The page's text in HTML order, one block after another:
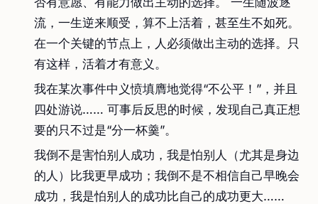
流，一生逆来顺受，算不上活着，甚至生不如死。
在一个关键的节点上，人必须做出主动的选择。只
有这样，活着才有意义。
我在某次事件中义愤填膺地觉得“不公平！”，并且
四处游说…… 可事后反思的时候，发现自己真正想
要的只不过是“分一杯羹”。
我倒不是害怕别人成功，我是怕别人（尤其是身边
的人）比我更早成功；我倒不是不相信自己早晚会
成功，我是怕别人的成功比自己的成功更大……